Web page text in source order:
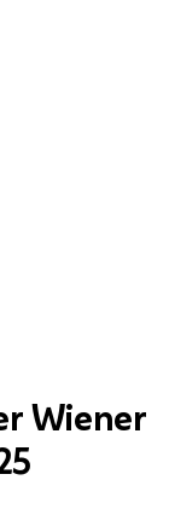
Wiener